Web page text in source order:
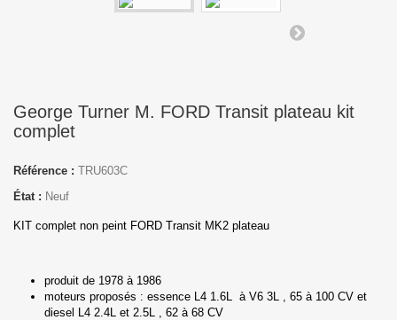
George Turner M. FORD Transit plateau kit
complet
Référence : TRU603C
État : Neuf
KIT complet non peint FORD Transit MK2 plateau
produit de 1978 à 1986
moteurs proposés : essence L4 1.6L à V6 3L , 65 à 100 CV et
diesel L4 2.4L et 2.5L , 62 à 68 CV